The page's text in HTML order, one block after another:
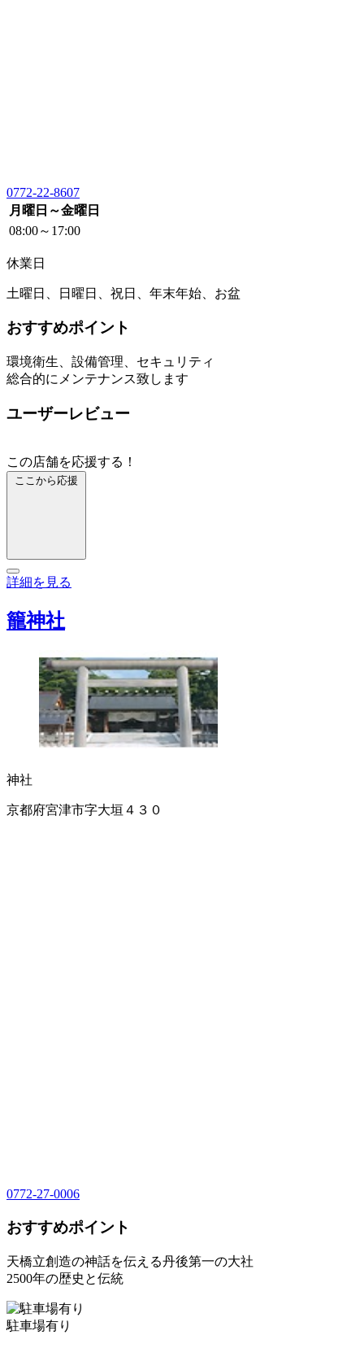
0772-22-8607
月曜日～金曜日
08:00～17:00
休業日
土曜日、日曜日、祝日、年末年始、お盆
おすすめポイント
環境衛生、設備管理、セキュリティ
総合的にメンテナンス致します
ユーザーレビュー
この店舗を応援する！
ここから応援
詳細を見る
籠神社
神社
京都府宮津市字大垣４３０
0772-27-0006
おすすめポイント
天橋立創造の神話を伝える丹後第一の大社
2500年の歴史と伝統
駐車場有り